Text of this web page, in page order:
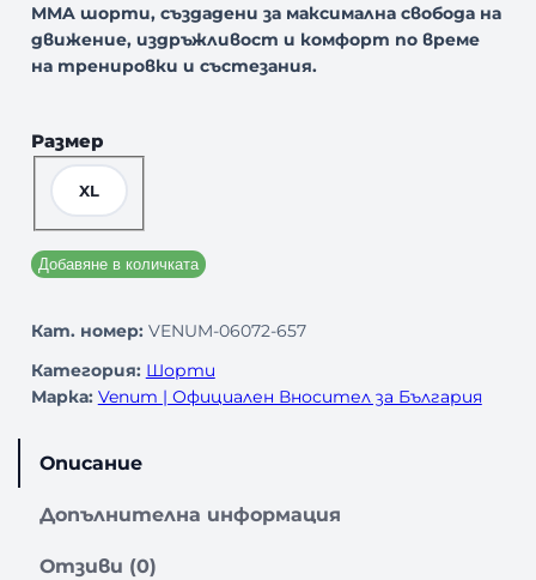
MMA шорти, създадени за максимална свобода на
движение, издръжливост и комфорт по време
на тренировки и състезания.
Размер
XL
Добавяне в количката
Кат. номер: VENUM-06072-657
Категория: Шорти
Марка: Venum | Официален Вносител за България
Описание
Допълнителна информация
Отзиви (0)